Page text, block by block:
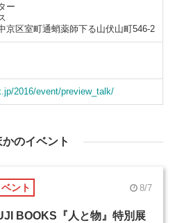
ー
京区室町通蛸薬師下る山伏山町546-2
2016/event/preview_talk/
かのイベント
ント 8/7
BOOKS『人と物』特別展